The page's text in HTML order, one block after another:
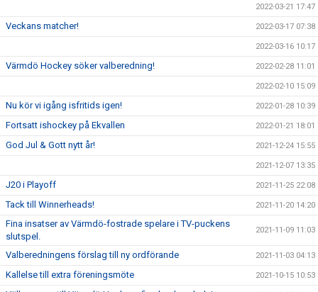
2022-03-21 17:47
Veckans matcher! 2022-03-17 07:38
2022-03-16 10:17
Värmdö Hockey söker valberedning! 2022-02-28 11:01
2022-02-10 15:09
Nu kör vi igång isfritids igen! 2022-01-28 10:39
Fortsatt ishockey på Ekvallen 2022-01-21 18:01
God Jul & Gott nytt år! 2021-12-24 15:55
2021-12-07 13:35
J20 i Playoff 2021-11-25 22:08
Tack till Winnerheads! 2021-11-20 14:20
Fina insatser av Värmdö-fostrade spelare i TV-puckens
slutspel.
2021-11-09 11:03
Valberedningens förslag till ny ordförande 2021-11-03 04:13
Kallelse till extra föreningsmöte 2021-10-15 10:53